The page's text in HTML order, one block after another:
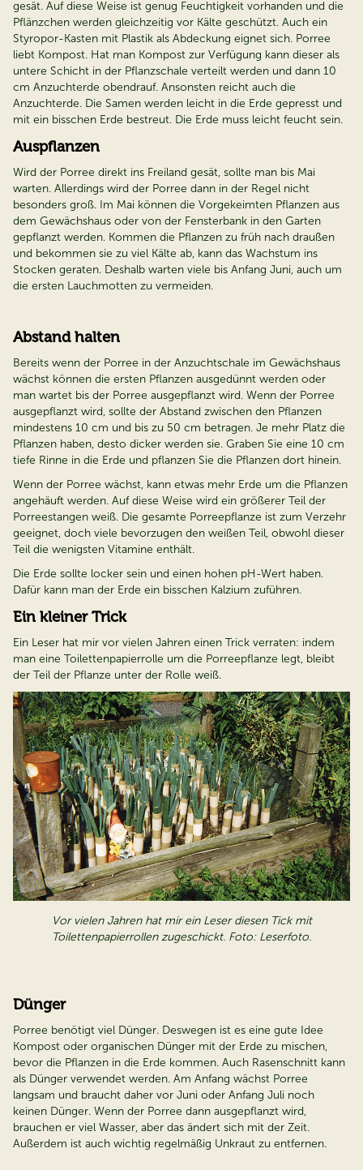
gesät. Auf diese Weise ist genug Feuchtigkeit vorhanden und die
Pflänzchen werden gleichzeitig vor Kälte geschützt. Auch ein
Styropor-Kasten mit Plastik als Abdeckung eignet sich. Porree
liebt Kompost. Hat man Kompost zur Verfügung kann dieser als
untere Schicht in der Pflanzschale verteilt werden und dann 10
cm Anzuchterde obendrauf. Ansonsten reicht auch die
Anzuchterde. Die Samen werden leicht in die Erde gepresst und
mit ein bisschen Erde bestreut. Die Erde muss leicht feucht sein.
Auspflanzen
Wird der Porree direkt ins Freiland gesät, sollte man bis Mai
warten. Allerdings wird der Porree dann in der Regel nicht
besonders groß. Im Mai können die Vorgekeimten Pflanzen aus
dem Gewächshaus oder von der Fensterbank in den Garten
gepflanzt werden. Kommen die Pflanzen zu früh nach draußen
und bekommen sie zu viel Kälte ab, kann das Wachstum ins
Stocken geraten. Deshalb warten viele bis Anfang Juni, auch um
die ersten Lauchmotten zu vermeiden.
Abstand halten
Bereits wenn der Porree in der Anzuchtschale im Gewächshaus
wächst können die ersten Pflanzen ausgedünnt werden oder
man wartet bis der Porree ausgepflanzt wird. Wenn der Porree
ausgepflanzt wird, sollte der Abstand zwischen den Pflanzen
mindestens 10 cm und bis zu 50 cm betragen. Je mehr Platz die
Pflanzen haben, desto dicker werden sie. Graben Sie eine 10 cm
tiefe Rinne in die Erde und pflanzen Sie die Pflanzen dort hinein.
Wenn der Porree wächst, kann etwas mehr Erde um die Pflanzen
angehäuft werden. Auf diese Weise wird ein größerer Teil der
Porreestangen weiß. Die gesamte Porreepflanze ist zum Verzehr
geeignet, doch viele bevorzugen den weißen Teil, obwohl dieser
Teil die wenigsten Vitamine enthält.
Die Erde sollte locker sein und einen hohen pH-Wert haben.
Dafür kann man der Erde ein bisschen Kalzium zuführen.
Ein kleiner Trick
Ein Leser hat mir vor vielen Jahren einen Trick verraten: indem
man eine Toilettenpapierrolle um die Porreepflanze legt, bleibt
der Teil der Pflanze unter der Rolle weiß.
Vor vielen Jahren hat mir ein Leser diesen Tick mit
Toilettenpapierrollen zugeschickt. Foto: Leserfoto.
Dünger
Porree benötigt viel Dünger. Deswegen ist es eine gute Idee
Kompost oder organischen Dünger mit der Erde zu mischen,
bevor die Pflanzen in die Erde kommen. Auch Rasenschnitt kann
als Dünger verwendet werden. Am Anfang wächst Porree
langsam und braucht daher vor Juni oder Anfang Juli noch
keinen Dünger. Wenn der Porree dann ausgepflanzt wird,
brauchen er viel Wasser, aber das ändert sich mit der Zeit.
Außerdem ist auch wichtig regelmäßig Unkraut zu entfernen.